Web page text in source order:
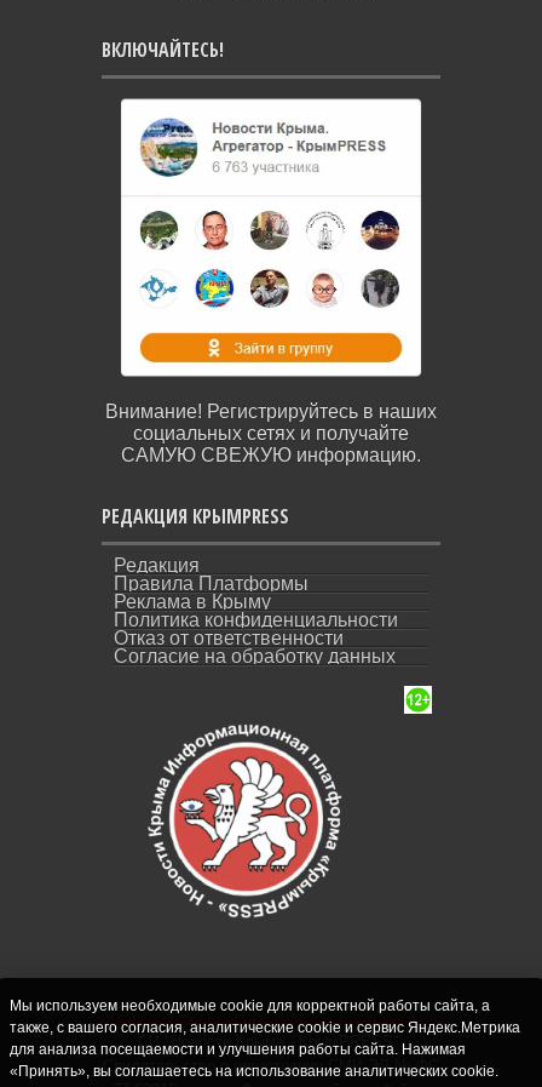
ВКЛЮЧАЙТЕСЬ!
Внимание! Регистрируйтесь в наших
социальных сетях и получайте
САМУЮ СВЕЖУЮ информацию.
РЕДАКЦИЯ КРЫМPRESS
Редакция
Правила Платформы
Реклама в Крыму
Политика конфиденциальности
Отказ от ответственности
Согласие на обработку данных
СИ "Новости Крыма - КрымPRESS".
Свидетельство о регистрации СМИ ЭЛ № ФС
Мы используем необходимые cookie для корректной работы сайта, а
также, с вашего согласия, аналитические cookie и сервис Яндекс.Метрика
для анализа посещаемости и улучшения работы сайта. Нажимая
«Принять», вы соглашаетесь на использование аналитических cookie.